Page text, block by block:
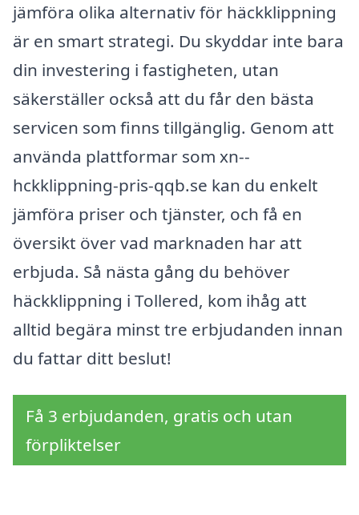
jämföra olika alternativ för häckklippning
är en smart strategi. Du skyddar inte bara
din investering i fastigheten, utan
säkerställer också att du får den bästa
servicen som finns tillgänglig. Genom att
använda plattformar som xn--
hckklippning-pris-qqb.se kan du enkelt
jämföra priser och tjänster, och få en
översikt över vad marknaden har att
erbjuda. Så nästa gång du behöver
häckklippning i Tollered, kom ihåg att
alltid begära minst tre erbjudanden innan
du fattar ditt beslut!
Få 3 erbjudanden, gratis och utan
förpliktelser